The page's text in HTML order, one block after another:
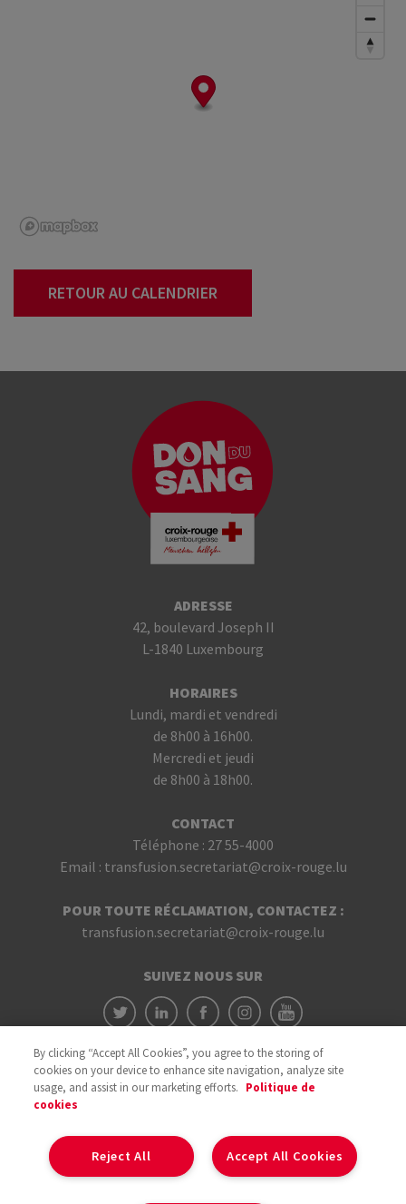
RETOUR AU CALENDRIER
ADRESSE
42, boulevard Joseph II
L-1840 Luxembourg
HORAIRES
Lundi, mardi et vendredi
de 8h00 à 16h00.
Mercredi et jeudi
de 8h00 à 18h00.
CONTACT
Téléphone : 27 55-4000
Email : transfusion.secretariat@croix-rouge.lu
POUR TOUTE RÉCLAMATION, CONTACTEZ :
transfusion.secretariat@croix-rouge.lu
SUIVEZ NOUS SUR
By clicking “Accept All Cookies”, you agree to the storing of
cookies on your device to enhance site navigation, analyze site
usage, and assist in our marketing efforts. Politique de
cookies
Accept All Cookies
Reject All